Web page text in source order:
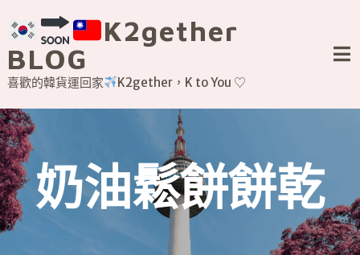
to
content
K2gether
BLOG
喜歡的韓貨運回家 K2gether，K to You ♡
奶油鬆餅餅乾